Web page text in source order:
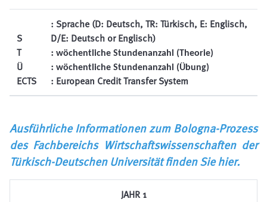
S
T
Ü
ECTS
: Sprache (D: Deutsch, TR: Türkisch, E: Englisch,
D/E: Deutsch or Englisch)
: wöchentliche Stundenanzahl (Theorie)
: wöchentliche Stundenanzahl (Übung)
: European Credit Transfer System
Ausführliche Informationen zum Bologna-Prozess
des Fachbereichs Wirtschaftswissenschaften der
Türkisch-Deutschen Universität finden Sie hier.
JAHR 1